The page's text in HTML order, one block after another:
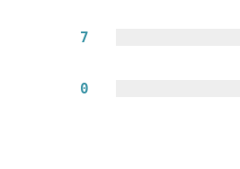
7
0